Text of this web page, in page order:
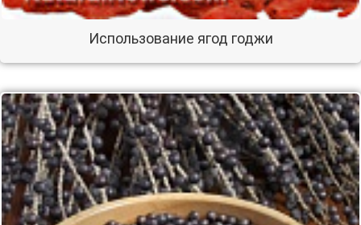
Использование ягод годжи